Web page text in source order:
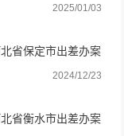
2025/01/03
省保定市出差办案
2024/12/23
省衡水市出差办案